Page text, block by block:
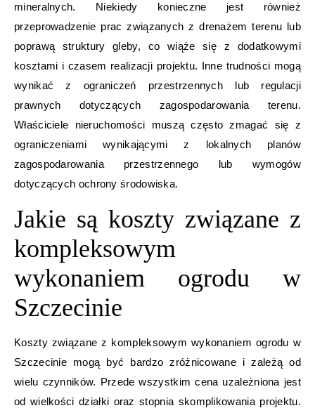
mineralnych. Niekiedy konieczne jest również
przeprowadzenie prac związanych z drenażem terenu lub
poprawą struktury gleby, co wiąże się z dodatkowymi
kosztami i czasem realizacji projektu. Inne trudności mogą
wynikać z ograniczeń przestrzennych lub regulacji
prawnych dotyczących zagospodarowania terenu.
Właściciele nieruchomości muszą często zmagać się z
ograniczeniami wynikającymi z lokalnych planów
zagospodarowania przestrzennego lub wymogów
dotyczących ochrony środowiska.
Jakie są koszty związane z
kompleksowym
wykonaniem ogrodu w
Szczecinie
Koszty związane z kompleksowym wykonaniem ogrodu w
Szczecinie mogą być bardzo zróżnicowane i zależą od
wielu czynników. Przede wszystkim cena uzależniona jest
od wielkości działki oraz stopnia skomplikowania projektu.